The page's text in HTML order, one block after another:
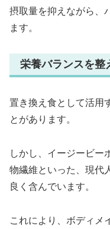
摂取量を抑えながら、
ます。
栄養バランスを整
置き換え食として活用
とがあります。
しかし、イージービー
物繊維といった、現代
良く含んでいます。
これにより、ボディメ